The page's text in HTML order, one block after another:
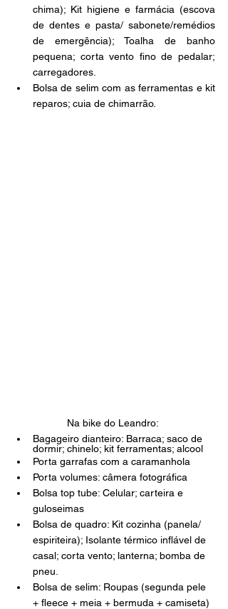
chima); Kit higiene e farmácia (escova
de dentes e pasta/ sabonete/remédios
de emergência); Toalha de banho
pequena; corta vento fino de pedalar;
carregadores.
Bolsa de selim com as ferramentas e kit
reparos; cuia de chimarrão.
Na bike do Leandro:
Bagageiro dianteiro: Barraca; saco de
dormir; chinelo; kit ferramentas; alcool
Porta garrafas com a caramanhola
Porta volumes: câmera fotográfica
Bolsa top tube: Celular; carteira e
guloseimas
Bolsa de quadro: Kit cozinha (panela/
espiriteira); Isolante térmico inflável de
casal; corta vento; lanterna; bomba de
pneu.
Bolsa de selim: Roupas (segunda pele
+ fleece + meia + bermuda + camiseta)